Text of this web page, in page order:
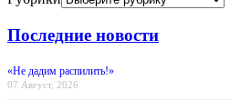
Последние новости
«Не дадим распилить!»
07 Август, 2026